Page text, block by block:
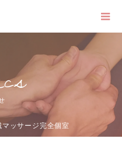
マッサージ完全個室